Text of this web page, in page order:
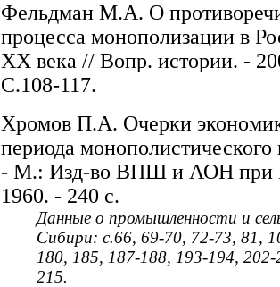
Фельдман М.А. О
процесса монополизации в
ХХ века // Вопр. истории. -
С.108-117.
Хромов П.А. Очерки
периода монополистического
- М.: Изд-во ВПШ и АОН
1960. - 240 с.
Данные о промышленности и
Сибири: с.66, 69-70, 72-73, 81,
180, 185, 187-188, 193-194,
215.